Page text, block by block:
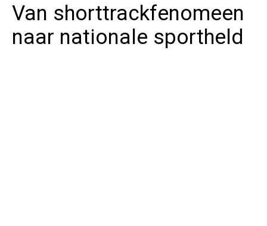
Van shorttrackfenomeen
naar nationale sportheld